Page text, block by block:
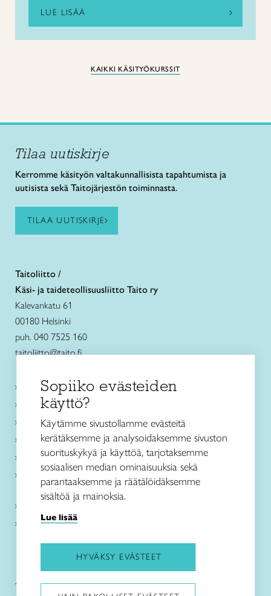
LUE LISÄÄ
KAIKKI KÄSITYÖKURSSIT
Tilaa uutiskirje
Kerromme käsityön valtakunnallisista tapahtumista ja
uutisista sekä Taitojärjestön toiminnasta.
TILAA UUTISKIRJE
Taitoliitto /
Käsi- ja taideteollisuusliitto Taito ry
Kalevankatu 61
00180 Helsinki
puh. 040 7525 160
taitoliitto@taito.fi
Käsityökurssit ja koulutus
Ajankohtaista
Käsityöohjeet
Me olemme Taito
Paikallinen toiminta
Verkkokaupat
Kirjaudu Arviin
Kirjaudu Taitocampukseen
Taitoliitto: Taito-lehti:
Sopiiko evästeiden
käyttö?
Käytämme sivustollamme evästeitä
kerätäksemme ja analysoidaksemme sivuston
suorituskykyä ja käyttöä, tarjotaksemme
sosiaalisen median ominaisuuksia sekä
parantaaksemme ja räätälöidäksemme
sisältöä ja mainoksia.
Lue lisää
HYVÄKSY EVÄSTEET